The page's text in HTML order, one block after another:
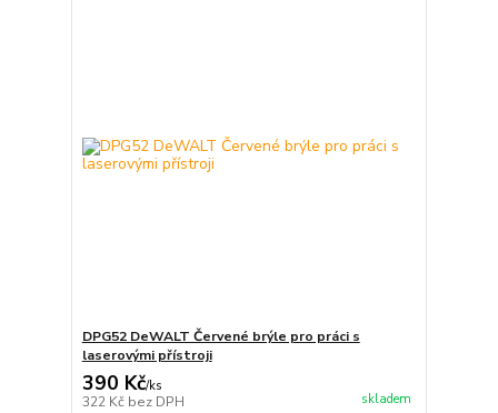
DPG52 DeWALT Červené brýle pro práci s
laserovými přístroji
390 Kč/ks
322 Kč bez DPH skladem